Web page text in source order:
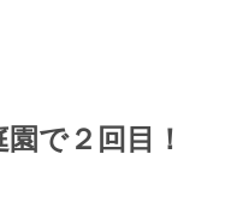
で２回目！